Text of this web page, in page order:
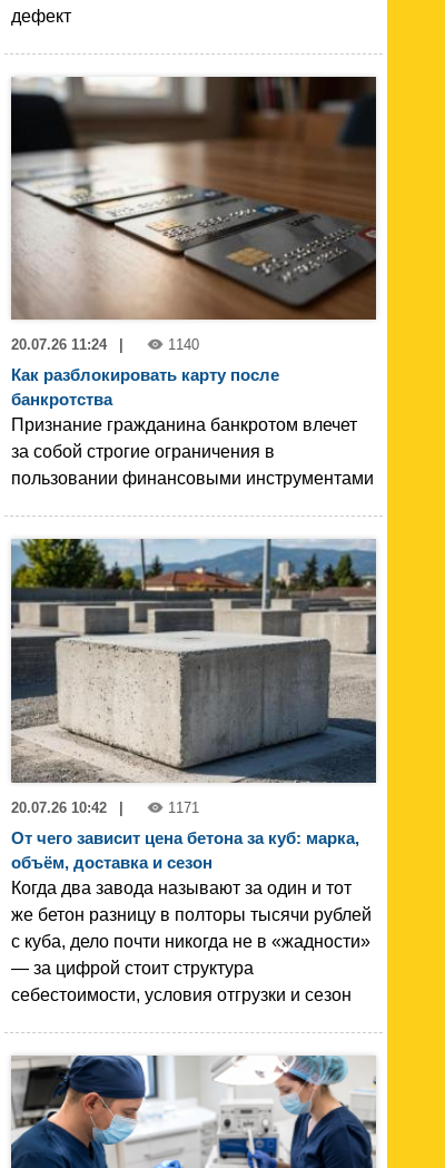
дефект
20.07.26 11:24 1140
Как разблокировать карту после
банкротства
Признание гражданина банкротом влечет
за собой строгие ограничения в
пользовании финансовыми инструментами
20.07.26 10:42 1171
От чего зависит цена бетона за куб: марка,
объём, доставка и сезон
Когда два завода называют за один и тот
же бетон разницу в полторы тысячи рублей
с куба, дело почти никогда не в «жадности»
— за цифрой стоит структура
себестоимости, условия отгрузки и сезон